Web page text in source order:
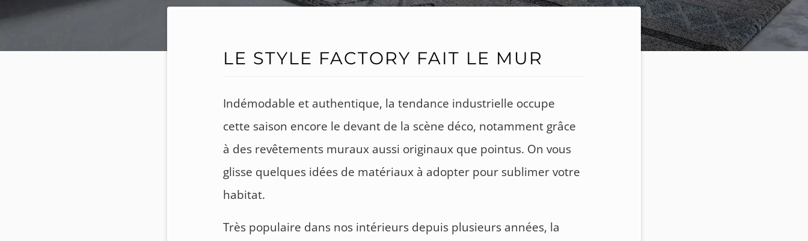
LE STYLE FACTORY FAIT LE MUR
Indémodable et authentique, la tendance industrielle occupe
cette saison encore le devant de la scène déco, notamment grâce
à des revêtements muraux aussi originaux que pointus. On vous
glisse quelques idées de matériaux à adopter pour sublimer votre
habitat.
Très populaire dans nos intérieurs depuis plusieurs années, la